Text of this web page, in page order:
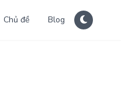
Chủ đề Blog